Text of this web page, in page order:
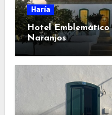
Haría
Hotel Emblemático
Naranjos